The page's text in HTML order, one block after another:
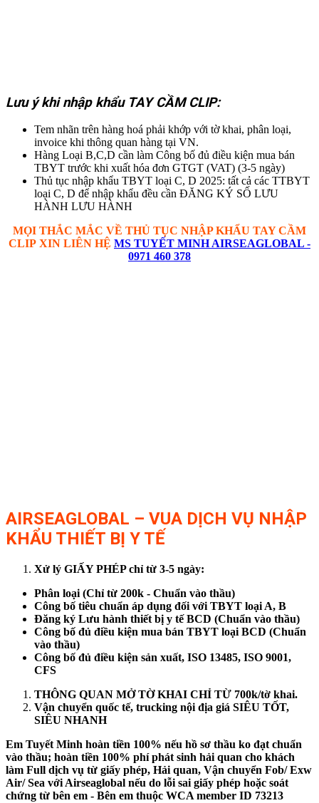
Lưu ý khi nhập khẩu TAY CẦM CLIP:
Tem nhãn trên hàng hoá phải khớp với tờ khai, phân loại,
invoice khi thông quan hàng tại VN.
Hàng Loại B,C,D cần làm Công bố đủ điều kiện mua bán
TBYT trước khi xuất hóa đơn GTGT (VAT) (3-5 ngày)
Thủ tục nhập khẩu TBYT loại C, D 2025: tất cả các TTBYT
loại C, D để nhập khẩu đều cần ĐĂNG KÝ SỐ LƯU
HÀNH LƯU HÀNH
MỌI THẮC MẮC VỀ THỦ TỤC NHẬP KHẨU TAY CẦM
CLIP XIN LIÊN HỆ MS TUYẾT MINH AIRSEAGLOBAL -
0971 460 378
AIRSEAGLOBAL – VUA DỊCH VỤ NHẬP
KHẨU THIẾT BỊ Y TẾ
Xử lý GIẤY PHÉP chỉ từ 3-5 ngày:
Phân loại (Chỉ từ 200k - Chuẩn vào thầu)
Công bố tiêu chuẩn áp dụng đối với TBYT loại A, B
Đăng ký Lưu hành thiết bị y tế BCD (Chuẩn vào thầu)
Công bố đủ điều kiện mua bán TBYT loại BCD (Chuẩn
vào thầu)
Công bố đủ điều kiện sản xuất, ISO 13485, ISO 9001,
CFS
THÔNG QUAN MỞ TỜ KHAI CHỈ TỪ 700k/tờ khai.
Vận chuyển quốc tế, trucking nội địa giá SIÊU TỐT,
SIÊU NHANH
Em Tuyết Minh hoàn tiền 100% nếu hồ sơ thầu ko đạt chuẩn
vào thầu; hoàn tiền 100% phí phát sinh hải quan cho khách
làm Full dịch vụ từ giấy phép, Hải quan, Vận chuyển Fob/ Exw
Air/ Sea với Airseaglobal nếu do lỗi sai giấy phép hoặc soát
chứng từ bên em - Bên em thuộc WCA member ID 73213